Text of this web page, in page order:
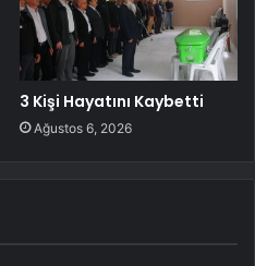
3 Kişi Hayatını Kaybetti
Ağustos 6, 2026